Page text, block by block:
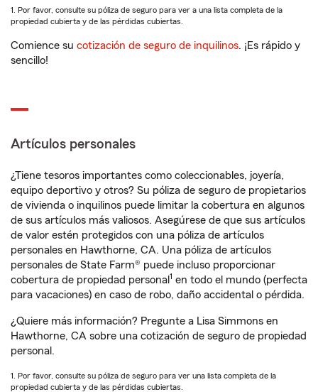
1. Por favor, consulte su póliza de seguro para ver a una lista completa de la
propiedad cubierta y de las pérdidas cubiertas.
Comience su cotización de seguro de inquilinos. ¡Es rápido y
sencillo!
Artículos personales
¿Tiene tesoros importantes como coleccionables, joyería,
equipo deportivo y otros? Su póliza de seguro de propietarios
de vivienda o inquilinos puede limitar la cobertura en algunos
de sus artículos más valiosos. Asegúrese de que sus artículos
de valor estén protegidos con una póliza de artículos
personales en Hawthorne, CA. Una póliza de artículos
personales de State Farm® puede incluso proporcionar
cobertura de propiedad personal 1 en todo el mundo (perfecta
para vacaciones) en caso de robo, daño accidental o pérdida.
¿Quiere más información? Pregunte a Lisa Simmons en
Hawthorne, CA sobre una cotización de seguro de propiedad
personal.
1. Por favor, consulte su póliza de seguro para ver una lista completa de la
propiedad cubierta y de las pérdidas cubiertas.